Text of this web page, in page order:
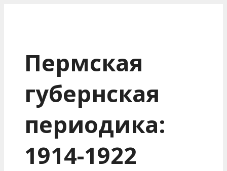
Пермская
губернская
периодика:
1914-1922